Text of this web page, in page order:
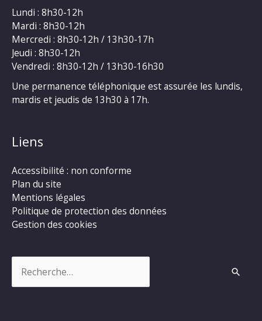
Lundi : 8h30-12h
Mardi : 8h30-12h
Mercredi : 8h30-12h / 13h30-17h
Jeudi : 8h30-12h
Vendredi : 8h30-12h / 13h30-16h30
Une permanence téléphonique est assurée les lundis,
mardis et jeudis de 13h30 à 17h.
Liens
Accessibilité : non conforme
Plan du site
Mentions légales
Politique de protection des données
Gestion des cookies